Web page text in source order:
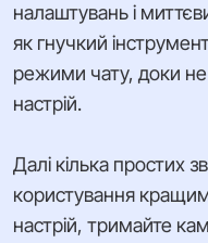
налаштувань і
як гнучкий
режими чату, доки не
настрій.
Далі кілька простих
користування
настрій, тримайте